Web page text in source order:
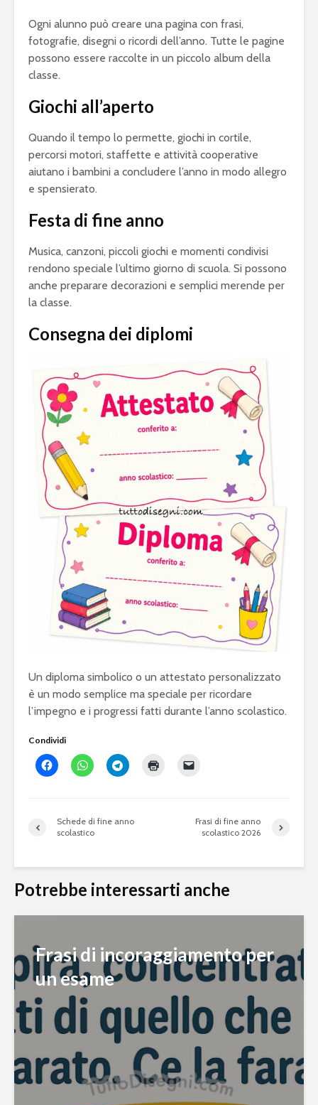
Ogni alunno può creare una pagina con frasi,
fotografie, disegni o ricordi dell’anno. Tutte le pagine
possono essere raccolte in un piccolo album della
classe.
Giochi all’aperto
Quando il tempo lo permette, giochi in cortile,
percorsi motori, staffette e attività cooperative
aiutano i bambini a concludere l’anno in modo allegro
e spensierato.
Festa di fine anno
Musica, canzoni, piccoli giochi e momenti condivisi
rendono speciale l’ultimo giorno di scuola. Si possono
anche preparare decorazioni e semplici merende per
la classe.
Consegna dei diplomi
Un diploma simbolico o un attestato personalizzato
è un modo semplice ma speciale per ricordare
l’impegno e i progressi fatti durante l’anno scolastico.
Condividi
Schede di fine anno
scolastico
Frasi di fine anno
scolastico 2026
Potrebbe interessarti anche
Frasi di incoraggiamento per
un esame